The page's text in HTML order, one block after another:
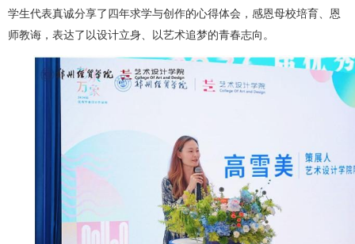
学生代表真诚分享了四年求学与创作的心得体会，感恩母校培育、恩
师教诲，表达了以设计立身、以艺术追梦的青春志向。